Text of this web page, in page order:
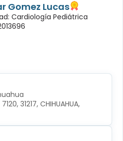
Gomez Lucas
Cardiología Pediátrica
31217, CHIHUAHUA,